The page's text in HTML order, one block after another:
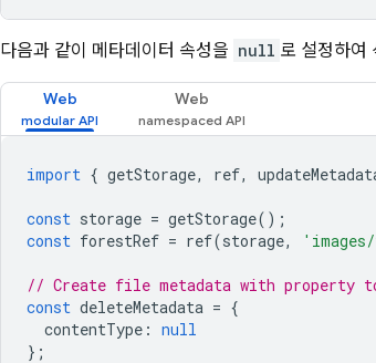
다음과 같이 메타데이터 속성을 null 로 설정하여
Web Web
import { getStorage, ref,
const storage = getStorage();
const forestRef = ref(storage,
// Create file metadata with property
const deleteMetadata = {
contentType : null
};